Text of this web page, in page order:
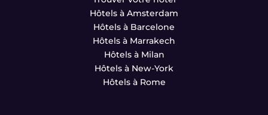
Hôtels à Amsterdam
Hôtels à Barcelone
Hôtels à Marrakech
Hôtels à Milan
Hôtels à New-York
Hôtels à Rome